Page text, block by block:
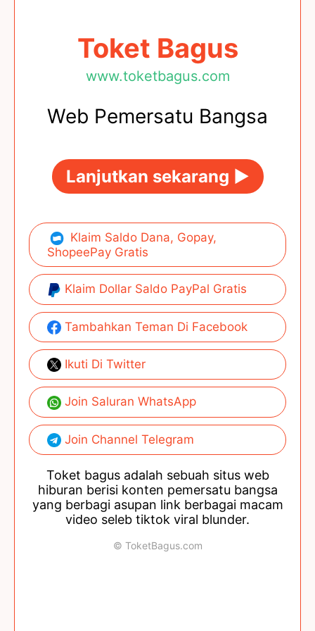
Toket Bagus
www.toketbagus.com
Web Pemersatu Bangsa
Lanjutkan sekarang ►
Klaim Saldo Dana, Gopay,
ShopeePay Gratis
Klaim Dollar Saldo PayPal Gratis
Tambahkan Teman Di Facebook
Ikuti Di Twitter
Join Saluran WhatsApp
Join Channel Telegram
Toket bagus adalah sebuah situs web
hiburan berisi konten pemersatu bangsa
yang berbagi asupan link berbagai macam
video seleb tiktok viral blunder.
© ToketBagus.com